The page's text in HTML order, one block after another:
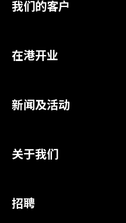
我们的客户
在港开业
新闻及活动
关于我们
招聘